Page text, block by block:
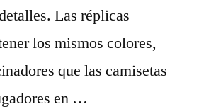
Las réplicas
los mismos colores,
que las camisetas
en …